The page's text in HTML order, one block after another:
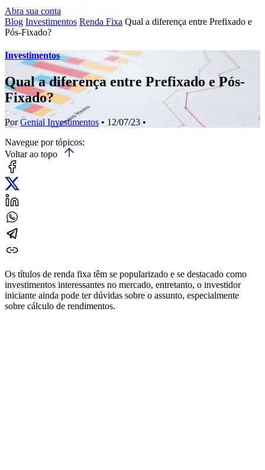
Abra sua conta
Blog Investimentos Renda Fixa Qual a diferença entre Prefixado e
Pós-Fixado?
Investimentos
Qual a diferença entre Prefixado e Pós-
Fixado?
PorGenial Investimentos • 12/07/23 •
Navegue por tópicos:
Voltar ao topo
Os títulos de renda fixa têm se popularizado e se destacado como
investimentos interessantes no mercado, entretanto, o investidor
iniciante ainda pode ter dúvidas sobre o assunto, especialmente
sobre cálculo de rendimentos.